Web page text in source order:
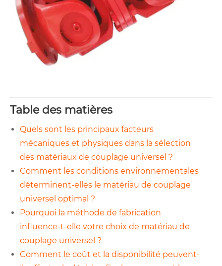
Table des matières
Quels sont les principaux facteurs
mécaniques et physiques dans la sélection
des matériaux de couplage universel ?
Comment les conditions environnementales
déterminent-elles le matériau de couplage
universel optimal ?
Pourquoi la méthode de fabrication
influence-t-elle votre choix de matériau de
couplage universel ?
Comment le coût et la disponibilité peuvent-